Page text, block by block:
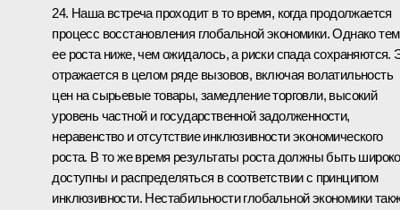
24. Наша встреча проходит в то время, когда продолжается
процесс восстановления глобальной экономики. Однако
ее роста ниже, чем ожидалось, а риски спада сохраняются.
отражается в целом ряде вызовов, включая волатильность
цен на сырьевые товары, замедление торговли, высокий
уровень частной и государственной задолженности,
неравенство и отсутствие инклюзивности экономического
роста. В то же время результаты роста должны быть широко
доступны и распределяться в соответствии с принципом
инклюзивности. Нестабильности глобальной экономики